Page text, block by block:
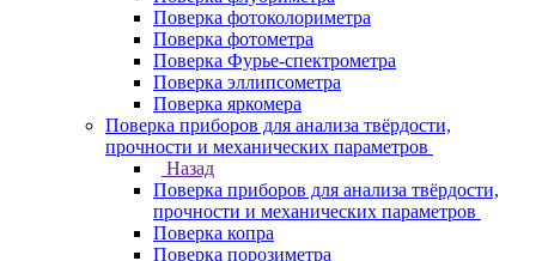
Поверка фотоколориметра
Поверка фотометра
Поверка Фурье-спектрометра
Поверка эллипсометра
Поверка яркомера
Поверка приборов для анализа твёрдости,
прочности и механических параметров
Назад
Поверка приборов для анализа твёрдости,
прочности и механических параметров
Поверка копра
Поверка порозиметра